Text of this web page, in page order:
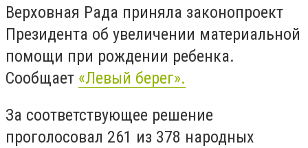
Верховная Рада приняла законопроект
Президента об увеличении материальной
помощи при рождении ребенка.
Сообщает «Левый берег».
За соответствующее решение
проголосовал 261 из 378 народных